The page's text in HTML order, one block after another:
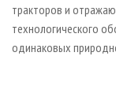
тракторов и
технологического
одинаковых